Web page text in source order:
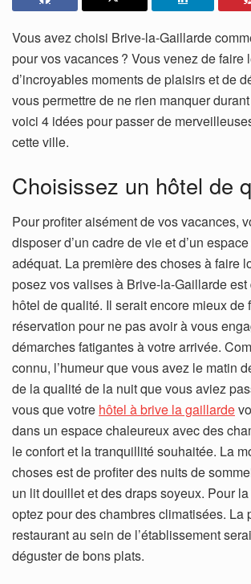
Vous avez choisi Brive-la-Gaillarde
pour vos vacances ? Vous venez de faire
d’incroyables moments de plaisirs et de
vous permettre de ne rien manquer
voici 4 idées pour passer de
cette ville.
Choisissez un hôtel de
Pour profiter aisément de vos vacances,
disposer d’un cadre de vie et d’un
adéquat. La première des choses à faire
posez vos valises à Brive-la-Gaillarde est
hôtel de qualité. Il serait encore mieux de
réservation pour ne pas avoir à vous
démarches fatigantes à votre arrivée.
connu, l’humeur que vous avez le matin
de la qualité de la nuit que vous aviez
vous que votre hôtel à brive la gaillarde
dans un espace chaleureux avec des
le confort et la tranquillité souhaitée. La
choses est de profiter des nuits de
un lit douillet et des draps soyeux. Pour la
optez pour des chambres climatisées. La
restaurant au sein de l’établissement
déguster de bons plats.